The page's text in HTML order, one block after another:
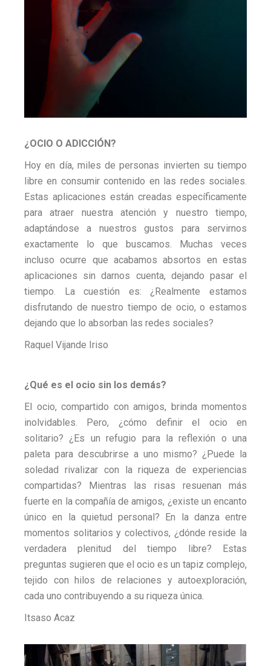
¿OCIO O ADICCIÓN?
Hoy en día, miles de personas invierten su tiempo
libre en consumir contenido en las redes sociales.
Estas aplicaciones están creadas específicamente
para atraer nuestra atención y nuestro tiempo,
adaptándose a nuestros gustos para servirnos
exactamente lo que buscamos. Muchas veces
incluso ocurre que acabamos absortos en estas
aplicaciones sin darnos cuenta, dejando pasar el
tiempo. La cuestión es: ¿Realmente estamos
disfrutando de nuestro tiempo de ocio, o estamos
dejando que lo absorban las redes sociales?
Raquel Vijande Iriso
¿Qué es el ocio sin los demás?
El ocio, compartido con amigos, brinda momentos
inolvidables. Pero, ¿cómo definir el ocio en
solitario? ¿Es un refugio para la reflexión o una
paleta para descubrirse a uno mismo? ¿Puede la
soledad rivalizar con la riqueza de experiencias
compartidas? Mientras las risas resuenan más
fuerte en la compañía de amigos, ¿existe un encanto
único en la quietud personal? En la danza entre
momentos solitarios y colectivos, ¿dónde reside la
verdadera plenitud del tiempo libre? Estas
preguntas sugieren que el ocio es un tapiz complejo,
tejido con hilos de relaciones y autoexploración,
cada uno contribuyendo a su riqueza única.
Itsaso Acaz